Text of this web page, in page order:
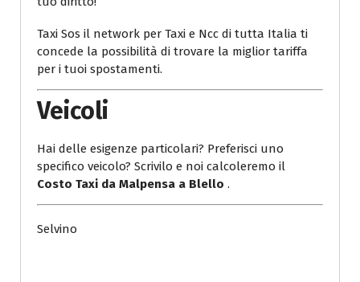
Taxi Sos il network per Taxi e Ncc di tutta Italia ti
concede la possibilità di trovare la miglior tariffa
per i tuoi spostamenti.
Veicoli
Hai delle esigenze particolari? Preferisci uno
specifico veicolo? Scrivilo e noi calcoleremo il
Costo Taxi da Malpensa a Blello .
Selvino